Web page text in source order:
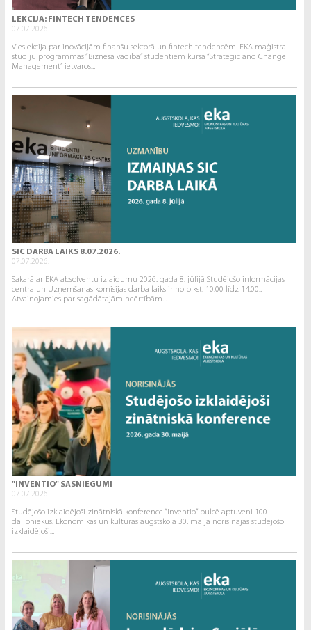
LEKCIJA: FINTECH TENDENCES
07.07.2026.
Vieslekcija par inovācijām finanšu sektorā un fintech tendencēm. EKA maģistra
studiju programmas “Biznesa vadība” studentiem kursa “Strategic and Change
Management” ietvaros...
SIC DARBA LAIKS 8.07.2026.
07.07.2026.
Sakarā ar EKA absolventu izlaidumu 2026. gada 8. jūlijā Studējošo informācijas
centra un Uzņemšanas komisijas darba laiks ir no plkst. 10.00 līdz 14.00..
Atvainojamies par sagādātajām neērtībām...
"INVENTIO" SASNIEGUMI
07.07.2026.
Studējošo izklaidējoši zinātniskā konference “Inventio” pulcē aptuveni 100
dalībniekus. Ekonomikas un kultūras augstskolā 30. maijā norisinājās studējošo
izklaidējoši...